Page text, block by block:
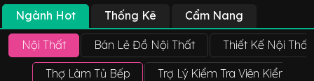
Ngành Hot Thống Kê Cẩm Nang
Nội Thất Bán Lẻ Đồ Nội Thất Thiết Kế Nội Thất
Thợ Làm Tủ Bếp Trợ Lý Kiểm Tra Viên Kiểm